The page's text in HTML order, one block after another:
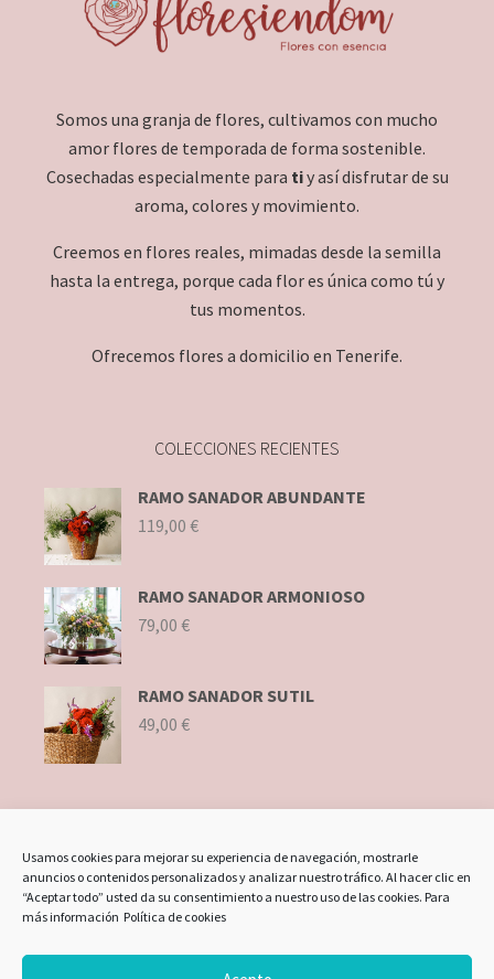
Usamos cookies para mejorar su experiencia de navegación, mostrarle
anuncios o contenidos personalizados y analizar nuestro tráfico. Al hacer clic en
“Aceptar todo” usted da su consentimiento a nuestro uso de las cookies. Para
más información Política de cookies
Somos una granja de flores, cultivamos con mucho
amor flores de temporada de forma sostenible.
Cosechadas especialmente para tiy así disfrutar de su
aroma, colores y movimiento.
Creemos en flores reales, mimadas desde la semilla
hasta la entrega, porque cada flor es única como tú y
tus momentos.
Ofrecemos flores a domicilio en Tenerife.
COLECCIONES RECIENTES
RAMO SANADOR ABUNDANTE
119,00 €
RAMO SANADOR ARMONIOSO
79,00 €
RAMO SANADOR SUTIL
49,00 €
Política de cookies (UE)
Política de privacidad
Términos y condiciones